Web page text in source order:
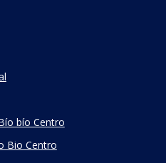
bío Centro
Bio Centro